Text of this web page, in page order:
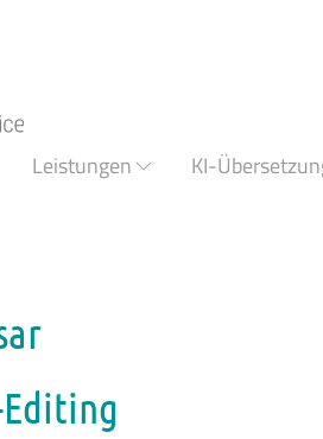
Leistungen KI-